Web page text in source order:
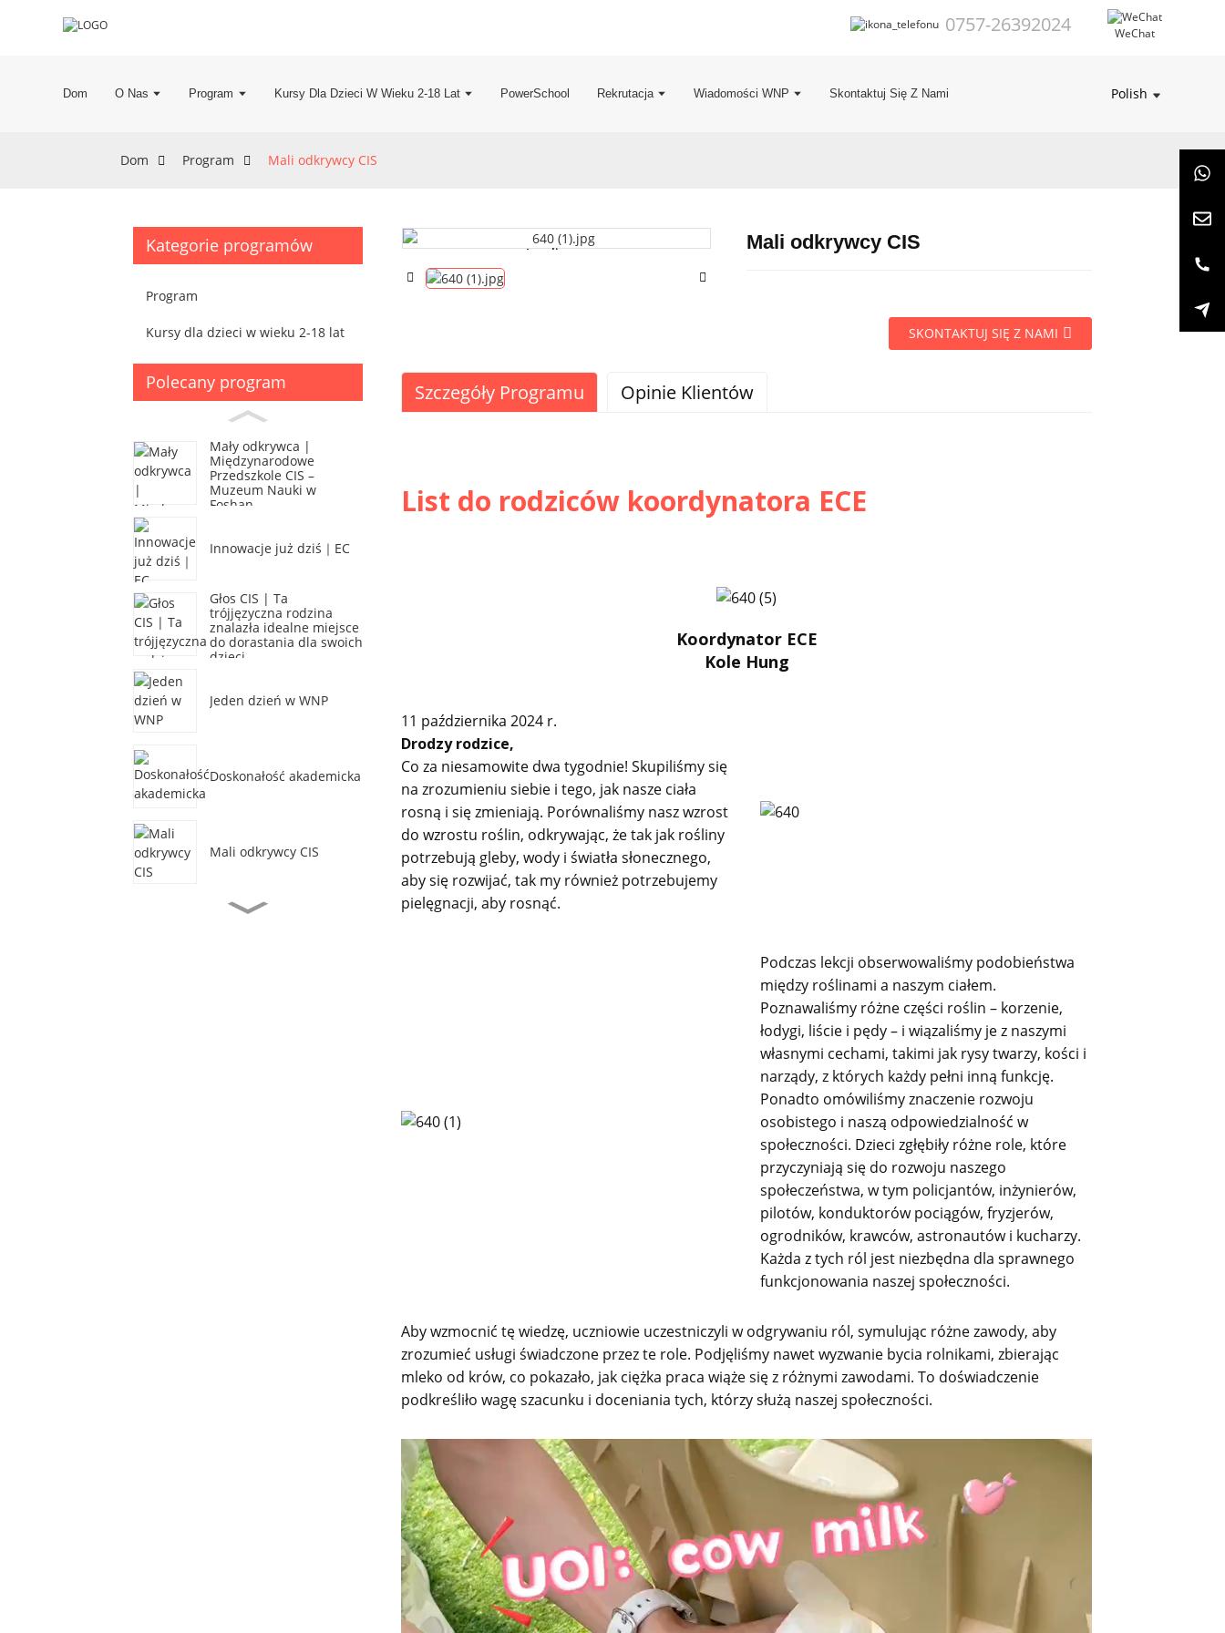
0757-26392024 WeChat
Dom O Nas Program Kursy Dla Dzieci W Wieku 2-18 Lat PowerSchool Rekrutacja Wiadomości WNP Skontaktuj Się Z Nami Polish
Dom Program Mali odkrywcy CIS
Kategorie programów
Program
Kursy dla dzieci w wieku 2-18 lat
Polecany program
Mały odkrywca |
Międzynarodowe
Przedszkole CIS –
Muzeum Nauki w
Foshan
Innowacje już dziś｜EC
Głos CIS | Ta
trójjęzyczna rodzina
znalazła idealne miejsce
do dorastania dla swoich
dzieci
Jeden dzień w WNP
Doskonałość akademicka
Mali odkrywcy CIS
Loading...
Loading... Mali odkrywcy CIS
SKONTAKTUJ SIĘ Z NAMI
Szczegóły Programu Opinie Klientów
List do rodziców koordynatora ECE
Koordynator ECE
Kole Hung
11 października 2024 r.
Drodzy rodzice,
Co za niesamowite dwa tygodnie! Skupiliśmy się
na zrozumieniu siebie i tego, jak nasze ciała
rosną i się zmieniają. Porównaliśmy nasz wzrost
do wzrostu roślin, odkrywając, że tak jak rośliny
potrzebują gleby, wody i światła słonecznego,
aby się rozwijać, tak my również potrzebujemy
pielęgnacji, aby rosnąć.
Podczas lekcji obserwowaliśmy podobieństwa
między roślinami a naszym ciałem.
Poznawaliśmy różne części roślin – korzenie,
łodygi, liście i pędy – i wiązaliśmy je z naszymi
własnymi cechami, takimi jak rysy twarzy, kości i
narządy, z których każdy pełni inną funkcję.
Ponadto omówiliśmy znaczenie rozwoju
osobistego i naszą odpowiedzialność w
społeczności. Dzieci zgłębiły różne role, które
przyczyniają się do rozwoju naszego
społeczeństwa, w tym policjantów, inżynierów,
pilotów, konduktorów pociągów, fryzjerów,
ogrodników, krawców, astronautów i kucharzy.
Każda z tych ról jest niezbędna dla sprawnego
funkcjonowania naszej społeczności.
Aby wzmocnić tę wiedzę, uczniowie uczestniczyli w odgrywaniu ról, symulując różne zawody, aby
zrozumieć usługi świadczone przez te role. Podjęliśmy nawet wyzwanie bycia rolnikami, zbierając
mleko od krów, co pokazało, jak ciężka praca wiąże się z różnymi zawodami. To doświadczenie
podkreśliło wagę szacunku i doceniania tych, którzy służą naszej społeczności.